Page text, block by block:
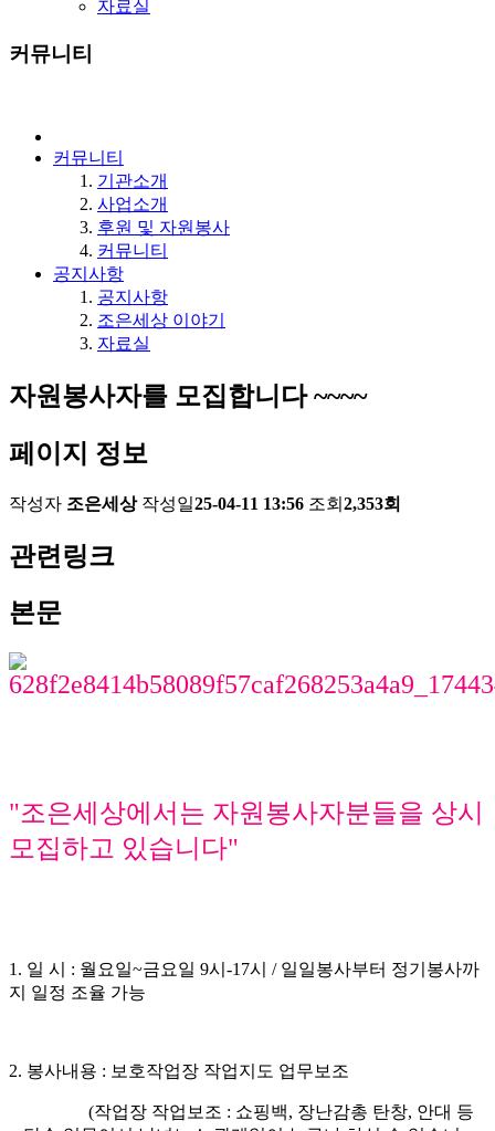
자료실
커뮤니티
커뮤니티
기관소개
사업소개
후원 및 자원봉사
커뮤니티
공지사항
공지사항
조은세상 이야기
자료실
자원봉사자를 모집합니다 ~~~~
페이지 정보
작성자 조은세상 작성일25-04-11 13:56 조회 2,353회
관련링크
본문
"조은세상에서는 자원봉사자분들을 상시
모집하고 있습니다"
1. 일 시 : 월요일~금요일 9시-17시 / 일일봉사부터 정기봉사까
지 일정 조율 가능
2. 봉사내용 : 보호작업장 작업지도 업무보조
(작업장 작업보조 : 쇼핑백, 장난감총 탄창, 안대 등